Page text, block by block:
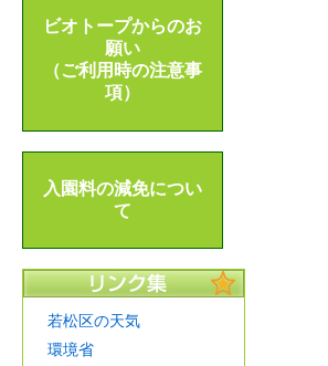
ビオトープからのお
願い
（ご利用時の注意事
項）
入園料の減免につい
て
若松区の天気
環境省